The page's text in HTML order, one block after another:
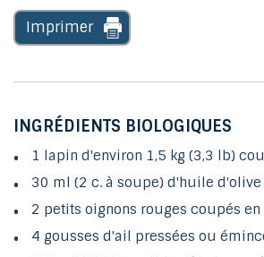
Imprimer
INGRÉDIENTS BIOLOGIQUES
1 lapin d'environ 1,5 kg (3,3 lb)
30 ml (2 c. à soupe) d'huile d'olive
2 petits oignons rouges coupés
4 gousses d'ail pressées ou